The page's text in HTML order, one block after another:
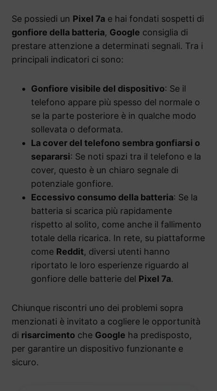
Se possiedi un Pixel 7a e hai fondati sospetti di
gonfiore della batteria, Google consiglia di
prestare attenzione a determinati segnali. Tra i
principali indicatori ci sono:
Gonfiore visibile del dispositivo: Se il
telefono appare più spesso del normale o
se la parte posteriore è in qualche modo
sollevata o deformata.
La cover del telefono sembra gonfiarsi o
separarsi: Se noti spazi tra il telefono e la
cover, questo è un chiaro segnale di
potenziale gonfiore.
Eccessivo consumo della batteria: Se la
batteria si scarica più rapidamente
rispetto al solito, come anche il fallimento
totale della ricarica. In rete, su piattaforme
come Reddit, diversi utenti hanno
riportato le loro esperienze riguardo al
gonfiore delle batterie del Pixel 7a.
Chiunque riscontri uno dei problemi sopra
menzionati è invitato a cogliere le opportunità
di risarcimento che Google ha predisposto,
per garantire un dispositivo funzionante e
sicuro.